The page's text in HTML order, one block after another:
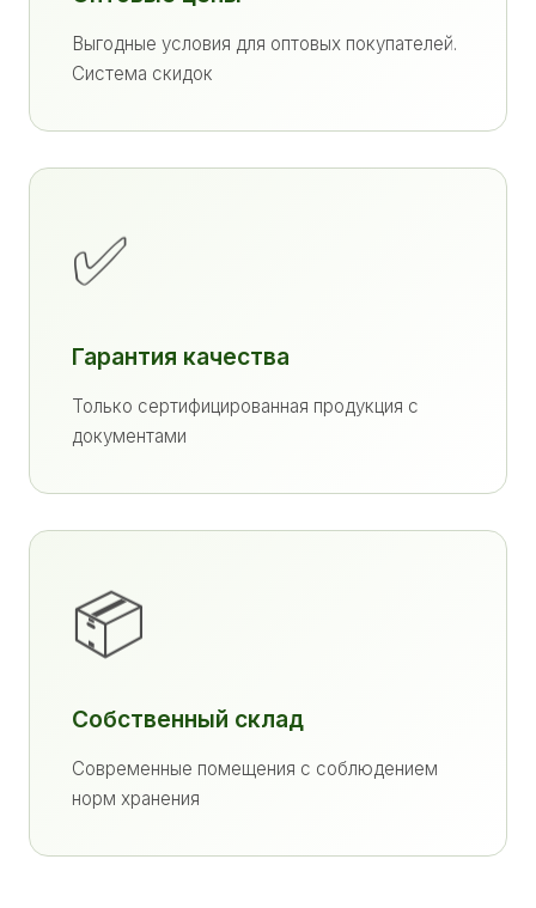
Выгодные условия для оптовых покупателей.
Система скидок
✅
Гарантия качества
Только сертифицированная продукция с
документами
📦
Собственный склад
Современные помещения с соблюдением
норм хранения